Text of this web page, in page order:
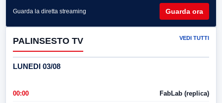
Guarda la diretta streaming Guarda ora
PALINSESTO TV VEDI TUTTI
LUNEDI 03/08
00:00 FabLab (replica)